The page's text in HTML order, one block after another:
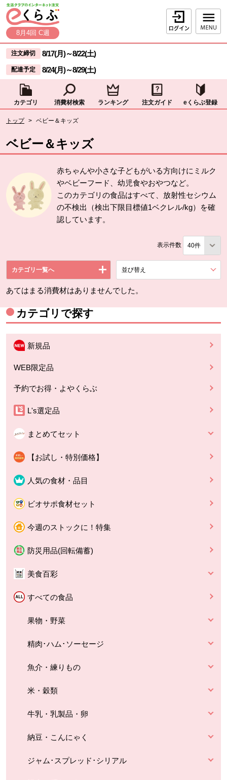
ページの先頭です。
本文へジャンプする。
8月4回 C週
ログイン
ここからサイト内共通メニューです。
サイト内共通メニューをスキップする
注文締切 8/17(月)～8/22(土)
配達予定 8/24(月)～8/29(土)
カテゴリ 消費材検索 ランキング 注文ガイド eくらぶ登録
トップ > ベビー＆キッズ
ベビー＆キッズ
赤ちゃんや小さな子どもがいる方向けにミルク
やベビーフード、幼児食やおやつなど。
このカテゴリの食品はすべて、放射性セシウム
の不検出（検出下限目標値1ベクレル/kg）を確
認しています。
表示件数
カテゴリ一覧へ 並び替え
あてはまる消費材はありませんでした。
カテゴリで探す
新規品
WEB限定品
予約でお得・よやくらぶ
L's選定品
まとめてセット
【お試し・特別価格】
人気の食材・品目
ビオサポ食材セット
今週のストックに！特集
防災用品(回転備蓄)
美食百彩
すべての食品
果物・野菜
精肉･ハム･ソーセージ
魚介・練りもの
米・穀類
牛乳・乳製品・卵
納豆・こんにゃく
ジャム･スプレッド･シリアル